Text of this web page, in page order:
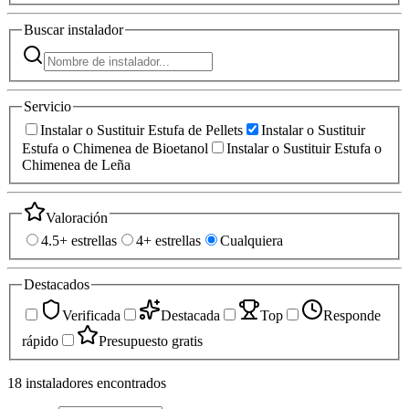
Buscarinstalador
Servicio
Instalar o Sustituir Estufa de Pellets
Instalar o Sustituir
Estufa o Chimenea de Bioetanol
Instalar o Sustituir Estufa o
Chimenea de Leña
Valoración
4.5+ estrellas
4+ estrellas Cualquiera
Destacados
Verificada
Destacada Top
Responde
rápido
Presupuesto gratis
18 instaladores encontrados